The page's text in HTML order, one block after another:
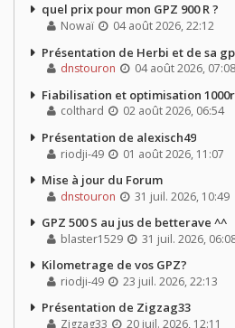
quel prix pour mon GPZ 900 R ?
Nowaï 04 août 2026, 22:12
Présentation de Herbi et de sa
dnstouron 04 août 2026, 07:08
Fiabilisation et optimisation
colthard 02 août 2026, 06:54
Présentation de alexisch49
riodji-49 01 août 2026, 11:07
Mise à jour du Forum
dnstouron 31 juil. 2026, 10:49
GPZ 500 S au jus de betterave ^^
blaster1529 31 juil. 2026,
Kilometrage de vos GPZ?
riodji-49 23 juil. 2026, 22:13
Présentation de Zigzag33
Zigzag33 20 juil. 2026, 12:11